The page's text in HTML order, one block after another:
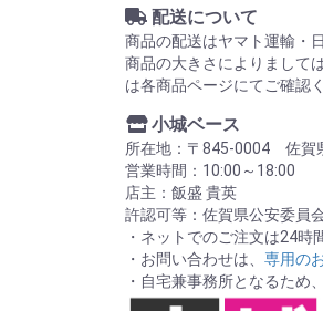
配送について
商品の配送はヤマト運輸・
商品の大きさによりまして
は各商品ページにてご確認
小城ベース
所在地：〒845-0004 佐賀
営業時間：10:00～18:00
店主：飯盛 貴英
許認可等：佐賀県公安委
・ネットでのご注文は24時
・お問い合わせは、 専用の
・自宅兼事務所となるため